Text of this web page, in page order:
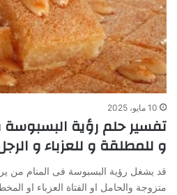
10 مايو، 2025
تفسير حلم رؤية البسبوسة
و للمطلقة و للعزباء و
قد يشغل رؤية البسبوسة فى المنام من
متزوجة والحامل او الفتاة العزباء او